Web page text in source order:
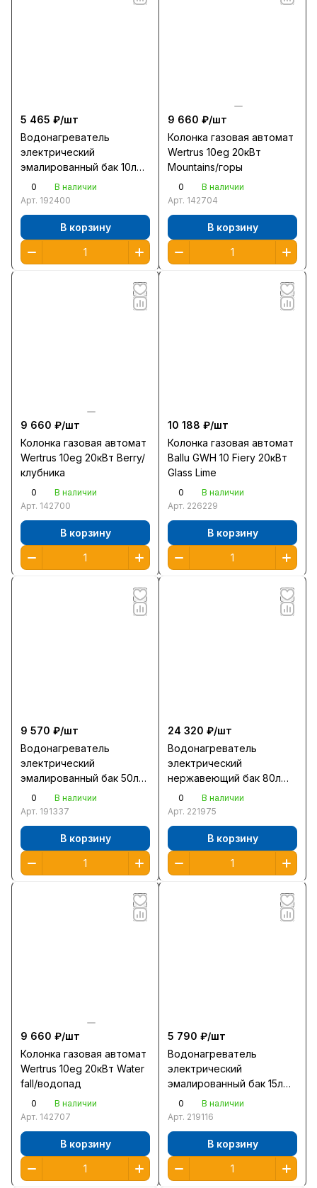
5 465 ₽/шт
Водонагреватель
электрический
эмалированный бак 10л
Ballu BWH/S 10 Capsule
Plus О над мойкой 2кВт
0
В наличии
Арт. 192400
В корзину
9 660 ₽/шт
Колонка газовая автомат
Wertrus 10eg 20кВт
Mountains/горы
0
В наличии
Арт. 142704
В корзину
9 660 ₽/шт
Колонка газовая автомат
Wertrus 10eg 20кВт Berry/
клубника
0
В наличии
Арт. 142700
В корзину
10 188 ₽/шт
Колонка газовая автомат
Ballu GWH 10 Fiery 20кВт
Glass Lime
0
В наличии
Арт. 226229
В корзину
9 570 ₽/шт
Водонагреватель
электрический
эмалированный бак 50л
Ariston Pro1 R 50V PL
1,5кВт нагр 1ч45мин
0
В наличии
Арт. 191337
В корзину
24 320 ₽/шт
Водонагреватель
электрический
нержавеющий бак 80л
Ariston ABS VLS PRO INOX
2кВт нагр 1ч42мин
0
В наличии
Арт. 221975
В корзину
9 660 ₽/шт
Колонка газовая автомат
Wertrus 10eg 20кВт Water
fall/водопад
0
В наличии
Арт. 142707
В корзину
5 790 ₽/шт
Водонагреватель
электрический
эмалированный бак 15л
Ballu BWH/S 15 Capsule
Plus O над мойкой 2кВт
0
В наличии
Арт. 219116
В корзину